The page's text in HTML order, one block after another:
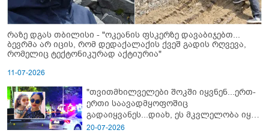
რაზე დგას თბილისი - "ოკეანის ფსკერზე დავაბიჯებთ...
ბევრმა არ იცის, რომ დედაქალაქის ქვეშ გადის რღვევა,
რომელიც ტექტონიკურად აქტიურია"
11-07-2026
"თვითმხილველები შოკში იყვნენ...ერთ-
ერთი საავადმყოფოშიც
გადაიყვანეს...დიახ, ეს მკვლელობა იყო"
- გორში დატრიალებული ტრაგედიის
20-07-2026